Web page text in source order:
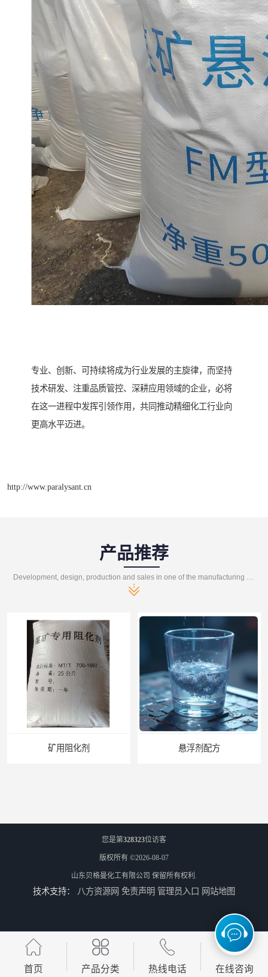
专业、创新、可持续将成为行业发展的主旋律，而坚持
技术研发、注重品质管控、深耕应用领域的企业，必将
在这一进程中发挥引领作用，共同推动精细化工行业向
更高水平迈进。
http://www.paralysant.cn
产品推荐
Development, design, production and sales in one of the manufacturing enterprises
悬浮剂配方
您是第328323位访客
版权所有 ©2026-08-07
山东贝格曼化工有限公司 保留所有权利.
技术支持： 八方资源网 免责声明 管理员入口 网站地图
首页 产品分类 热线电话 在线咨询